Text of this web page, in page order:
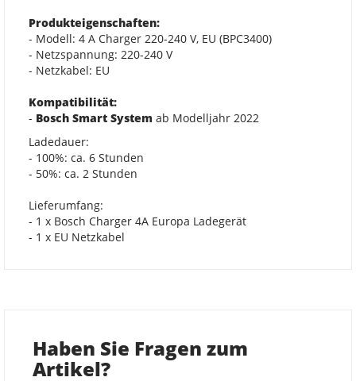
Produkteigenschaften:
- Modell: 4 A Charger 220-240 V, EU (BPC3400)
- Netzspannung: 220-240 V
- Netzkabel: EU
Kompatibilität:
- Bosch Smart System ab Modelljahr 2022
Ladedauer:
- 100%: ca. 6 Stunden
- 50%: ca. 2 Stunden
Lieferumfang:
- 1 x Bosch Charger 4A Europa Ladegerät
- 1 x EU Netzkabel
Haben Sie Fragen zum
Artikel?